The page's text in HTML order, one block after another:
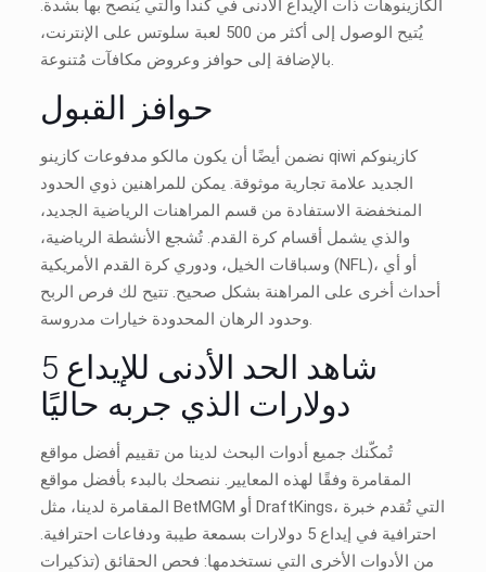
الكازينوهات ذات الإيداع الأدنى في كندا والتي يُنصح بها بشدة.
يُتيح الوصول إلى أكثر من 500 لعبة سلوتس على الإنترنت،
بالإضافة إلى حوافز وعروض مكافآت مُتنوعة.
حوافز القبول
نضمن أيضًا أن يكون مالكو مدفوعات كازينو qiwi كازينوكم
الجديد علامة تجارية موثوقة. يمكن للمراهنين ذوي الحدود
المنخفضة الاستفادة من قسم المراهنات الرياضية الجديد،
والذي يشمل أقسام كرة القدم. تُشجع الأنشطة الرياضية،
وسباقات الخيل، ودوري كرة القدم الأمريكية (NFL)، أو أي
أحداث أخرى على المراهنة بشكل صحيح. تتيح لك فرص الربح
وحدود الرهان المحدودة خيارات مدروسة.
شاهد الحد الأدنى للإيداع 5
دولارات الذي جربه حاليًا
تُمكّنك جميع أدوات البحث لدينا من تقييم أفضل مواقع
المقامرة وفقًا لهذه المعايير. ننصحك بالبدء بأفضل مواقع
المقامرة لدينا، مثل BetMGM أو DraftKings، التي تُقدم خبرة
احترافية في إيداع 5 دولارات بسمعة طيبة ودفاعات احترافية.
من الأدوات الأخرى التي نستخدمها: فحص الحقائق (تذكيرات